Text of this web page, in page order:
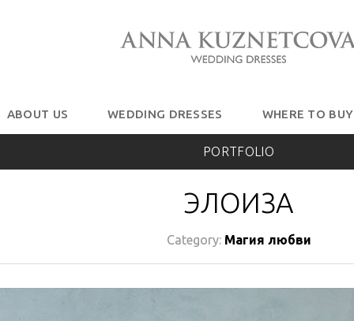
ABOUT US WEDDING DRESSES WHERE TO BUY
PORTFOLIO
ЭЛОИЗА
Category: Магия любви